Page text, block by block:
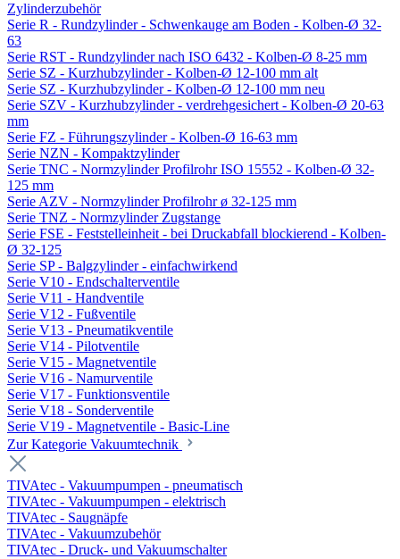
Zylinderzubehör
Serie R - Rundzylinder - Schwenkauge am Boden - Kolben-Ø 32-
63
Serie RST - Rundzylinder nach ISO 6432 - Kolben-Ø 8-25 mm
Serie SZ - Kurzhubzylinder - Kolben-Ø 12-100 mm alt
Serie SZ - Kurzhubzylinder - Kolben-Ø 12-100 mm neu
Serie SZV - Kurzhubzylinder - verdrehgesichert - Kolben-Ø 20-63
mm
Serie FZ - Führungszylinder - Kolben-Ø 16-63 mm
Serie NZN - Kompaktzylinder
Serie TNC - Normzylinder Profilrohr ISO 15552 - Kolben-Ø 32-
125 mm
Serie AZV - Normzylinder Profilrohr ø 32-125 mm
Serie TNZ - Normzylinder Zugstange
Serie FSE - Feststelleinheit - bei Druckabfall blockierend - Kolben-
Ø 32-125
Serie SP - Balgzylinder - einfachwirkend
Serie V10 - Endschalterventile
Serie V11 - Handventile
Serie V12 - Fußventile
Serie V13 - Pneumatikventile
Serie V14 - Pilotventile
Serie V15 - Magnetventile
Serie V16 - Namurventile
Serie V17 - Funktionsventile
Serie V18 - Sonderventile
Serie V19 - Magnetventile - Basic-Line
Zur Kategorie Vakuumtechnik
TIVAtec - Vakuumpumpen - pneumatisch
TIVAtec - Vakuumpumpen - elektrisch
TIVAtec - Saugnäpfe
TIVAtec - Vakuumzubehör
TIVAtec - Druck- und Vakuumschalter